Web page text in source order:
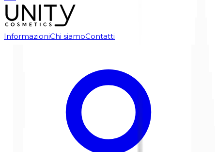
InformazioniChi siamoContatti